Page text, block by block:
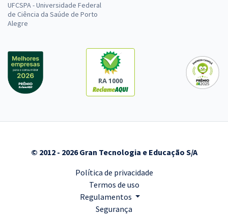
UFCSPA - Universidade Federal
de Ciência da Saúde de Porto
Alegre
RA 1000
© 2012 - 2026 Gran Tecnologia e Educação S/A
Política de privacidade
Termos de uso
Regulamentos
Segurança